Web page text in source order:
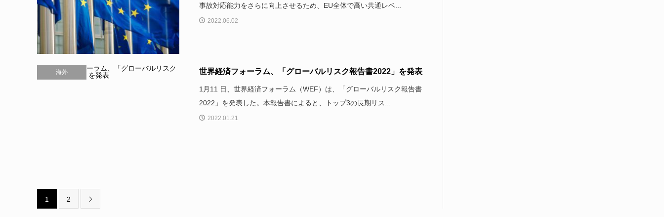
事故対応能力をさらに向上させるため、EU全体で高い共通レベ...
2022.06.02
海外 世界経済フォーラム、「グローバルリスク報告書2022」を発表
1月11 日、世界経済フォーラム（WEF）は、「グローバルリスク報告書
2022」を発表した。本報告書によると、トップ3の長期リス...
2022.01.21
1 2 